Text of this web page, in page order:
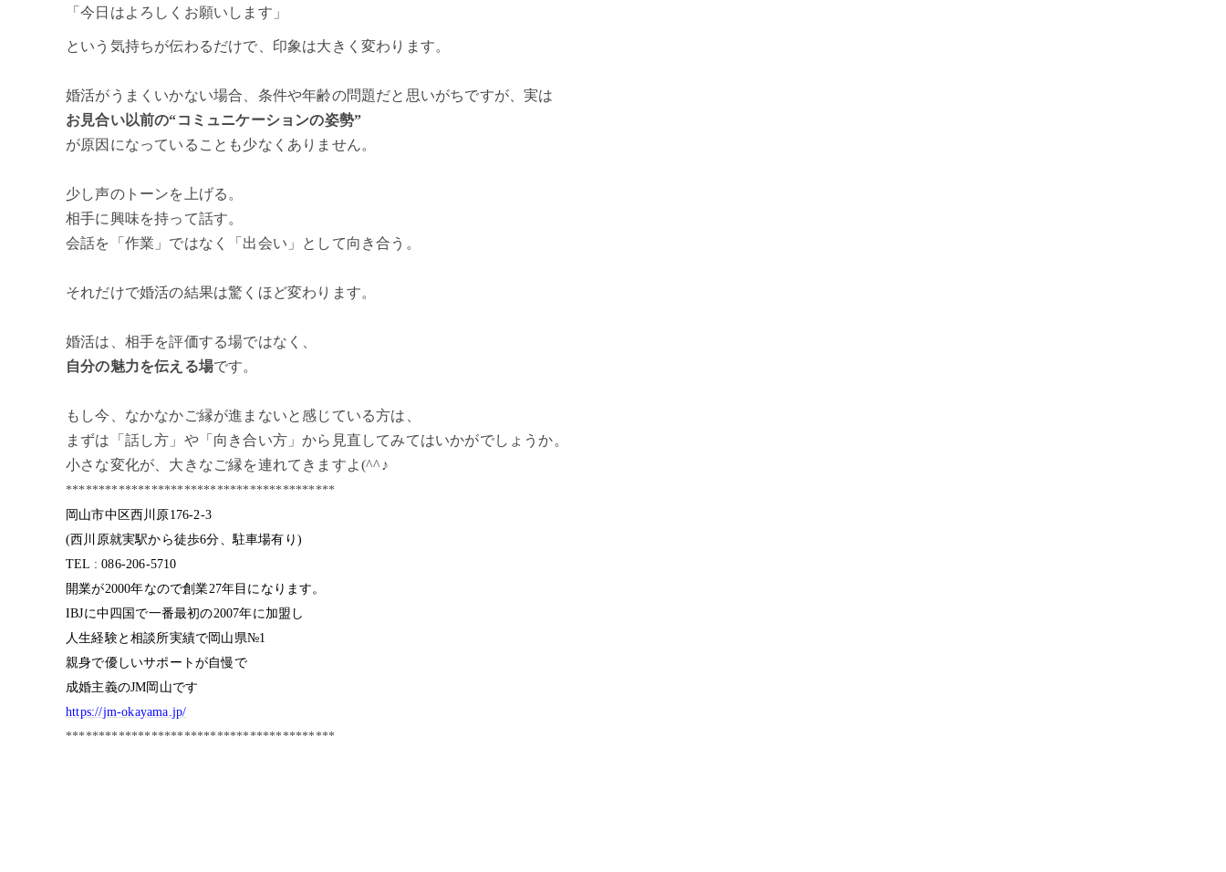
「今日はよろしくお願いします」
という気持ちが伝わるだけで、印象は大きく変わります。
婚活がうまくいかない場合、条件や年齢の問題だと思いがちですが、実は
お見合い以前の“コミュニケーションの姿勢”
が原因になっていることも少なくありません。
少し声のトーンを上げる。
相手に興味を持って話す。
会話を「作業」ではなく「出会い」として向き合う。
それだけで婚活の結果は驚くほど変わります。
婚活は、相手を評価する場ではなく、
自分の魅力を伝える場です。
もし今、なかなかご縁が進まないと感じている方は、
まずは「話し方」や「向き合い方」から見直してみてはいかがでしょうか。
小さな変化が、大きなご縁を連れてきますよ(^^♪
*****************************************
岡山市中区西川原176-2-3
(西川原就実駅から徒歩6分、駐車場有り)
TEL : 086-206-5710
開業が2000年なので創業27年目になります。
IBJに中四国で一番最初の2007年に加盟し
人生経験と相談所実績で岡山県№1
親身で優しいサポートが自慢で
成婚主義のJM岡山です
https://jm-okayama.jp/
*****************************************